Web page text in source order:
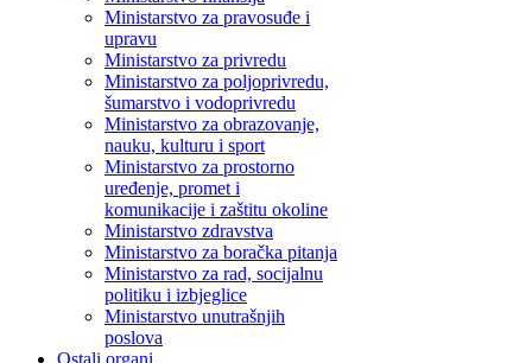
Ministarstvo za pravosuđe i
upravu
Ministarstvo za privredu
Ministarstvo za poljoprivredu,
šumarstvo i vodoprivredu
Ministarstvo za obrazovanje,
nauku, kulturu i sport
Ministarstvo za prostorno
uređenje, promet i
komunikacije i zaštitu okoline
Ministarstvo zdravstva
Ministarstvo za boračka pitanja
Ministarstvo za rad, socijalnu
politiku i izbjeglice
Ministarstvo unutrašnjih
poslova
Ostali organi